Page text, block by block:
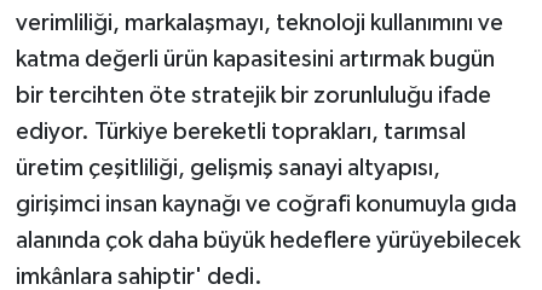
verimliliği, markalaşmayı, teknoloji kullanımını ve
katma değerli ürün kapasitesini artırmak bugün
bir tercihten öte stratejik bir zorunluluğu ifade
ediyor. Türkiye bereketli toprakları, tarımsal
üretim çeşitliliği, gelişmiş sanayi altyapısı,
girişimci insan kaynağı ve coğrafi konumuyla gıda
alanında çok daha büyük hedeflere yürüyebilecek
imkânlara sahiptir' dedi.